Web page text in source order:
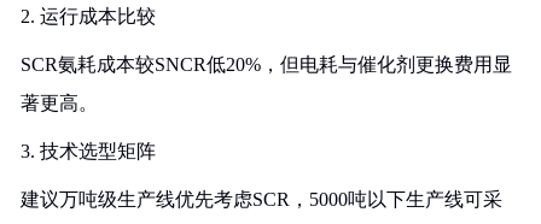
2. 运行成本比较
SCR氨耗成本较SNCR低20%，但电耗与催化剂更换费用显
著更高。
3. 技术选型矩阵
建议万吨级生产线优先考虑SCR，5000吨以下生产线可采